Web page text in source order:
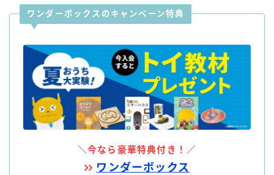
ワンダーボックスのキャンペーン特典
＼今なら豪華特典付き！／
ワンダーボックス